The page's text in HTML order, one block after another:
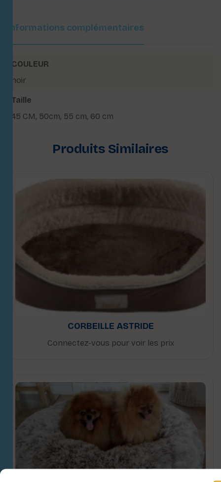
Informations complémentaires
COULEUR
noir
Taille
45 CM, 50cm, 55 cm, 60 cm
Produits Similaires
CORBEILLE ASTRIDE
Connectez-vous pour voir les prix